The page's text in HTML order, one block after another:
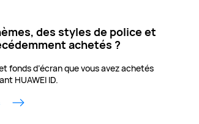
des styles de police et
achetés ?
fonds d’écran que vous avez achetés
HUAWEI ID.